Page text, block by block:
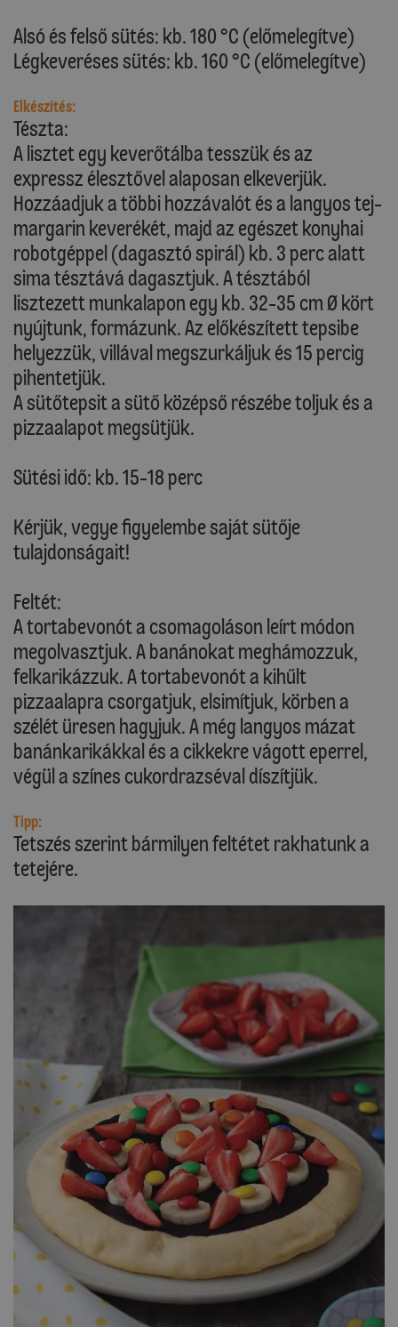
Alsó és felső sütés: kb. 180 °C (előmelegítve)
Légkeveréses sütés: kb. 160 °C (előmelegítve)
Elkészítés:
Tészta:
A lisztet egy keverőtálba tesszük és az
expressz élesztővel alaposan elkeverjük.
Hozzáadjuk a többi hozzávalót és a langyos tej-
margarin keverékét, majd az egészet konyhai
robotgéppel (dagasztó spirál) kb. 3 perc alatt
sima tésztává dagasztjuk. A tésztából
lisztezett munkalapon egy kb. 32-35 cm Ø kört
nyújtunk, formázunk. Az előkészített tepsibe
helyezzük, villával megszurkáljuk és 15 percig
pihentetjük.
A sütőtepsit a sütő középső részébe toljuk és a
pizzaalapot megsütjük.
Sütési idő: kb. 15-18 perc
Kérjük, vegye figyelembe saját sütője
tulajdonságait!
Feltét:
A tortabevonót a csomagoláson leírt módon
megolvasztjuk. A banánokat meghámozzuk,
felkarikázzuk. A tortabevonót a kihűlt
pizzaalapra csorgatjuk, elsimítjuk, körben a
szélét üresen hagyjuk. A még langyos mázat
banánkarikákkal és a cikkekre vágott eperrel,
végül a színes cukordrazséval díszítjük.
Tipp:
Tetszés szerint bármilyen feltétet rakhatunk a
tetejére.